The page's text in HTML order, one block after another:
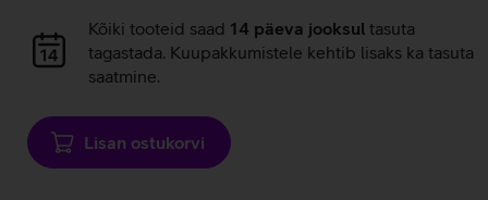
Andmete
laadimine
Kõiki tooteid saad 14 päeva jooksul tasuta
tagastada. Kuupakkumistele kehtib lisaks ka tasuta
saatmine.
Lisan ostukorvi